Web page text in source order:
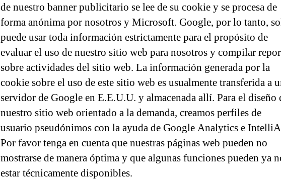
de nuestro banner publicitario se lee de su cookie y se procesa de
forma anónima por nosotros y Microsoft. Google, por lo tanto,
puede usar toda información estrictamente para el propósito de
evaluar el uso de nuestro sitio web para nosotros y compilar
sobre actividades del sitio web. La información generada por la
cookie sobre el uso de este sitio web es usualmente transferida a
servidor de Google en E.E.U.U. y almacenada allí. Para el diseño
nuestro sitio web orientado a la demanda, creamos perfiles de
usuario pseudónimos con la ayuda de Google Analytics e
Por favor tenga en cuenta que nuestras páginas web pueden no
mostrarse de manera óptima y que algunas funciones pueden ya
estar técnicamente disponibles.